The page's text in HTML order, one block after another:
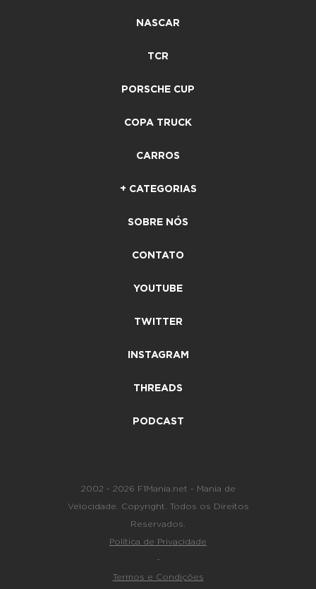
NASCAR
TCR
PORSCHE CUP
COPA TRUCK
CARROS
+ CATEGORIAS
SOBRE NÓS
CONTATO
YOUTUBE
TWITTER
INSTAGRAM
THREADS
PODCAST
2002 - 2026 F1Mania.net - Mania de
Velocidade. Copyright. Todos os Direitos
Reservados.
Política de Privacidade
-
Termos e Condições